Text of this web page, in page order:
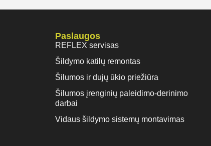
Paslaugos
REFLEX servisas
Šildymo katilų remontas
Šilumos ir dujų ūkio priežiūra
Šilumos įrenginių paleidimo-derinimo
darbai
Vidaus šildymo sistemų montavimas